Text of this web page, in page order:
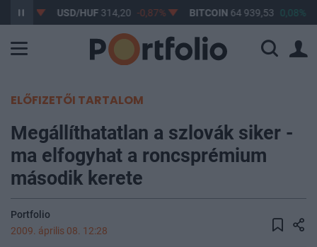
-0,61% USD/HUF 314,20 -0,87% BITCOIN 64 939,53 0,08%
ELŐFIZETŐI TARTALOM
Megállíthatatlan a szlovák siker -
ma elfogyhat a roncsprémium
második kerete
Portfolio
2009. április 08. 12:28